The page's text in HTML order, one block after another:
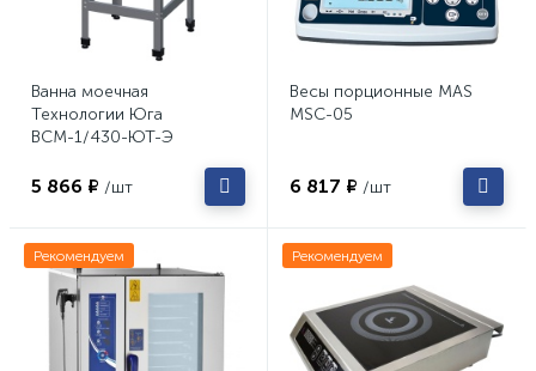
Ванна моечная
Технологии Юга
ВСМ-1/430-ЮТ-Э
5 866 ₽ /шт
Весы порционные MAS
MSC-05
6 817 ₽ /шт
Рекомендуем Рекомендуем